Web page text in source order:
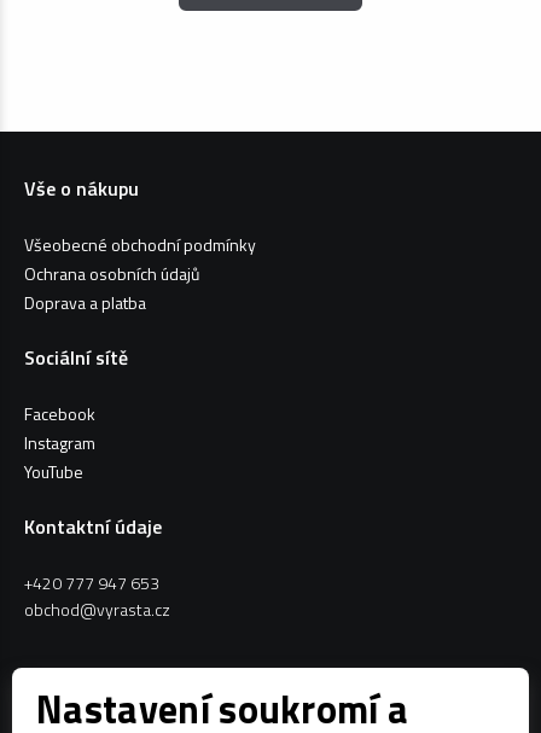
Vše o nákupu
Všeobecné obchodní podmínky
Ochrana osobních údajů
Doprava a platba
Sociální sítě
Facebook
Instagram
YouTube
Kontaktní údaje
+420 777 947 653
obchod@vyrasta.cz
Kontakty
Nastavení soukromí a